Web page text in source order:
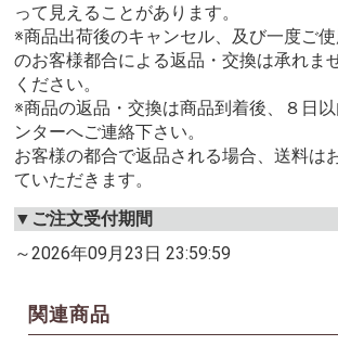
って見えることがあります。
※商品出荷後のキャンセル、及び一度ご
のお客様都合による返品・交換は承れま
ください。
※商品の返品・交換は商品到着後、８日
ンターへご連絡下さい。
お客様の都合で返品される場合、送料は
ていただきます。
▼ご注文受付期間
～2026年09月23日 23:59:59
関連商品